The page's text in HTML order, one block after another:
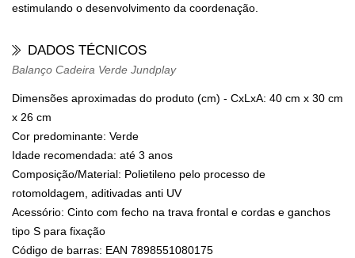
estimulando o desenvolvimento da coordenação.
DADOS TÉCNICOS
Balanço Cadeira Verde Jundplay
Dimensões aproximadas do produto (cm) - CxLxA: 40 cm x 30 cm
x 26 cm
Cor predominante: Verde
Idade recomendada: até 3 anos
Composição/Material: Polietileno pelo processo de
rotomoldagem, aditivadas anti UV
Acessório: Cinto com fecho na trava frontal e cordas e ganchos
tipo S para fixação
Código de barras: EAN 7898551080175